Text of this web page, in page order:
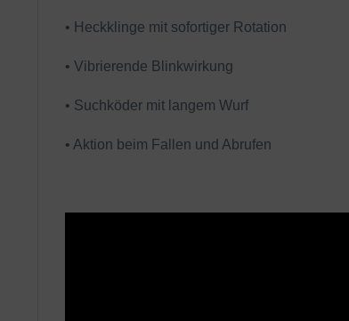
• Heckklinge mit sofortiger Rotation
• Vibrierende Blinkwirkung
• Suchköder mit langem Wurf
• Aktion beim Fallen und Abrufen